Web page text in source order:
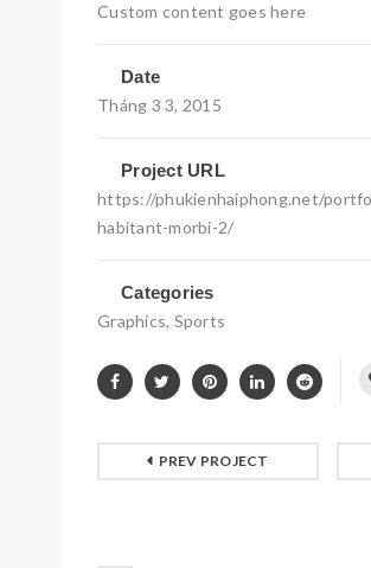
Custom content goes here
Date
Tháng 3 3, 2015
Project URL
https://phukienhaiphong.net/
habitant-morbi-2/
Categories
Graphics, Sports
PREV PROJECT